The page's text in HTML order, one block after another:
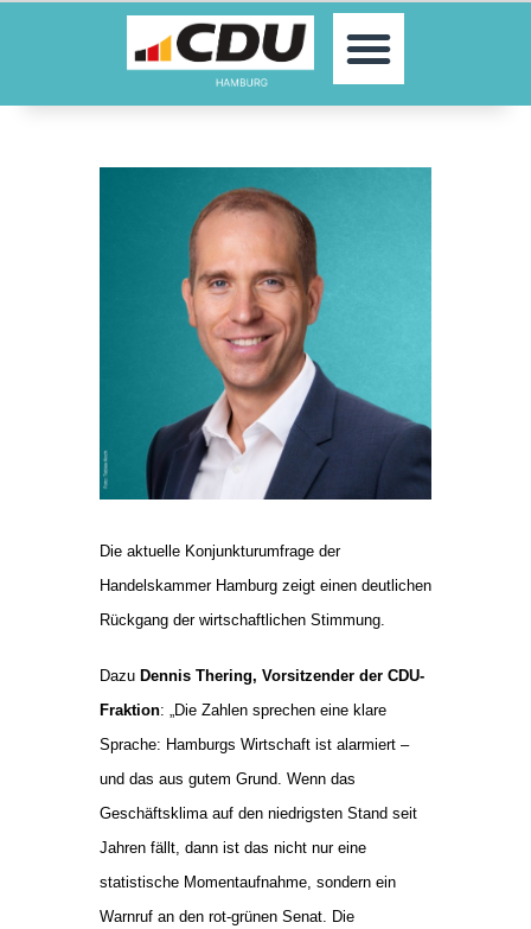
MOIN!
AKTUELLES
PARLAMENTE
KONTAKT
SPENDEN
MITGLIED WERDEN!
Die aktuelle Konjunkturumfrage der
Handelskammer Hamburg zeigt einen deutlichen
Rückgang der wirtschaftlichen Stimmung.
Dazu Dennis Thering, Vorsitzender der CDU-
Fraktion: „Die Zahlen sprechen eine klare
Sprache: Hamburgs Wirtschaft ist alarmiert –
und das aus gutem Grund. Wenn das
Geschäftsklima auf den niedrigsten Stand seit
Jahren fällt, dann ist das nicht nur eine
statistische Momentaufnahme, sondern ein
Warnruf an den rot-grünen Senat. Die